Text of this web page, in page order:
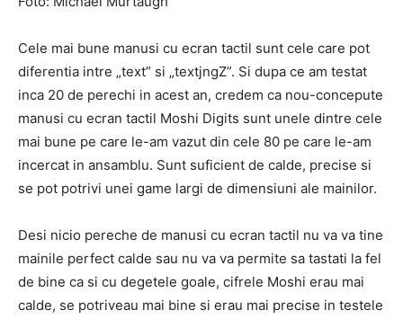
Cele mai bune manusi cu ecran tactil sunt cele care pot
diferentia intre „text” si „textjngZ”. Si dupa ce am testat
inca 20 de perechi in acest an, credem ca nou-concepute
manusi cu ecran tactil Moshi Digits sunt unele dintre cele
mai bune pe care le-am vazut din cele 80 pe care le-am
incercat in ansamblu. Sunt suficient de calde, precise si
se pot potrivi unei game largi de dimensiuni ale mainilor.
Desi nicio pereche de manusi cu ecran tactil nu va va tine
mainile perfect calde sau nu va va permite sa tastati la fel
de bine ca si cu degetele goale, cifrele Moshi erau mai
calde, se potriveau mai bine si erau mai precise in testele